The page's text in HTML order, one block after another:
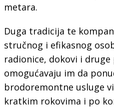
metara.
Duga tradicija te
stručnog i efikasnog
radionice, dokovi i
omogućavaju im da
brodoremontne usluge
kratkim rokovima i po